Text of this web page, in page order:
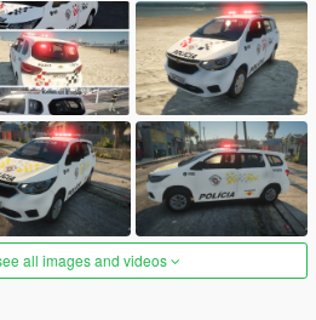
all images and videos